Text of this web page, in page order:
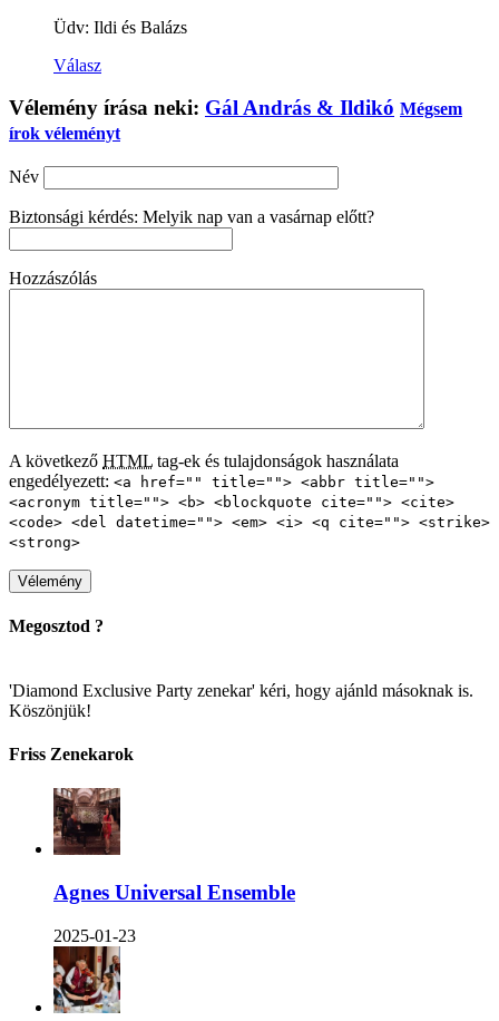
Üdv: Ildi és Balázs
Válasz
Vélemény írása neki: Gál András & Ildikó Mégsem
írok véleményt
Név
Biztonsági kérdés: Melyik nap van a vasárnap előtt?
Hozzászólás
A következő HTML tag-ek és tulajdonságok használata
engedélyezett: <a href="" title=""> <abbr title="">
<acronym title=""> <b> <blockquote cite=""> <cite>
<code> <del datetime=""> <em> <i> <q cite=""> <strike>
<strong>
Megosztod ?
'Diamond Exclusive Party zenekar' kéri, hogy ajánld másoknak is.
Köszönjük!
Friss Zenekarok
Agnes Universal Ensemble
2025-01-23